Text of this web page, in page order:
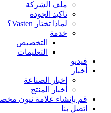
ملف الشركة
تاكيد الجودة
لماذا تختار Vasten؟
خدمة
التخصيص
التعليمات
فيديو
أخبار
اخبار الصناعة
أخبار المنتج
قم بإنشاء علامة نيون
اتصل بنا